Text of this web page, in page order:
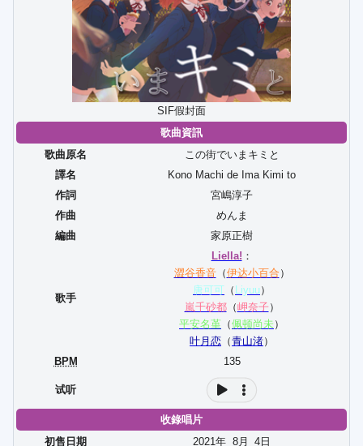
SIF假封面
歌曲資訊
歌曲原名
この街でいまキミと
譯名
Kono Machi de Ima Kimi to
作詞
宮嶋淳子
作曲
めんま
編曲
家原正樹
歌手
Liella! ：
澀谷香音（伊达小百合）
唐可可 （ Liyuu）
嵐千砂都（岬奈子）
平安名堇 （佩顿尚未 ）
叶月恋 （青山渚）
BPM
135
试听
收錄唱片
初售日期
2021年 8月 4 日